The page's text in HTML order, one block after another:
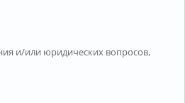
и/или юридических вопросов,